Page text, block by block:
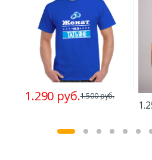
1.290 руб.1.500 руб.